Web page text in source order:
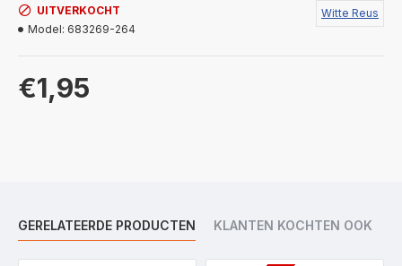
€1,95
UITVERKOCHT
Model: 683269-264
Witte Reus
GERELATEERDE PRODUCTEN KLANTEN KOCHTEN OOK